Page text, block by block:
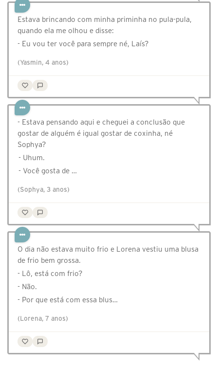
Estava brincando com minha priminha no pula-pula,
quando ela me olhou e disse:
- Eu vou ter você para sempre né, Laís?
(Yasmin, 4 anos)
- Estava pensando aqui e cheguei a conclusão que
gostar de alguém é igual gostar de coxinha, né
Sophya?
- Uhum.
- Você gosta de …
(Sophya, 3 anos)
O dia não estava muito frio e Lorena vestiu uma blusa
de frio bem grossa.
- Lô, está com frio?
- Não.
- Por que está com essa blus…
(Lorena, 7 anos)